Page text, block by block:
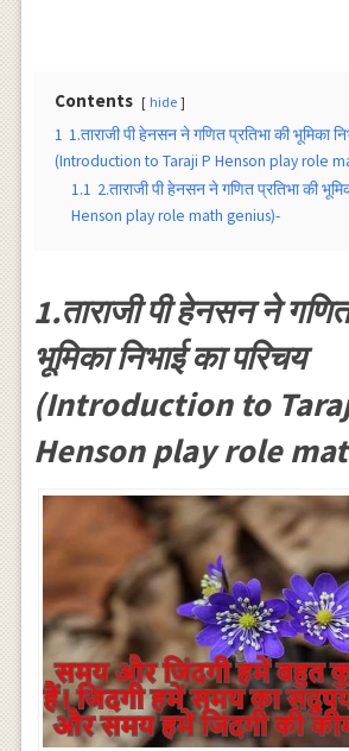
Contents hide
1 1.ताराजी पी हेनसन ने गणित प्रतिभा की भूमिका
(Introduction to Taraji P Henson play role
1.1 2.ताराजी पी हेनसन ने गणित प्रतिभा की
Henson play role math genius)-
1.ताराजी पी हेनसन ने
भूमिका निभाई का परिचय
(Introduction to
Henson play role